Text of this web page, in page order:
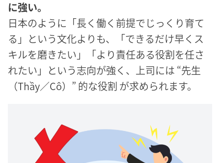
に強い。
日本のように「長く働く前提でじっくり育て
る」という文化よりも、「できるだけ早くス
キルを磨きたい」「より責任ある役割を任さ
れたい」という志向が強く、上司には “先生
（Thầy／Cô）” 的な役割 が求められます。